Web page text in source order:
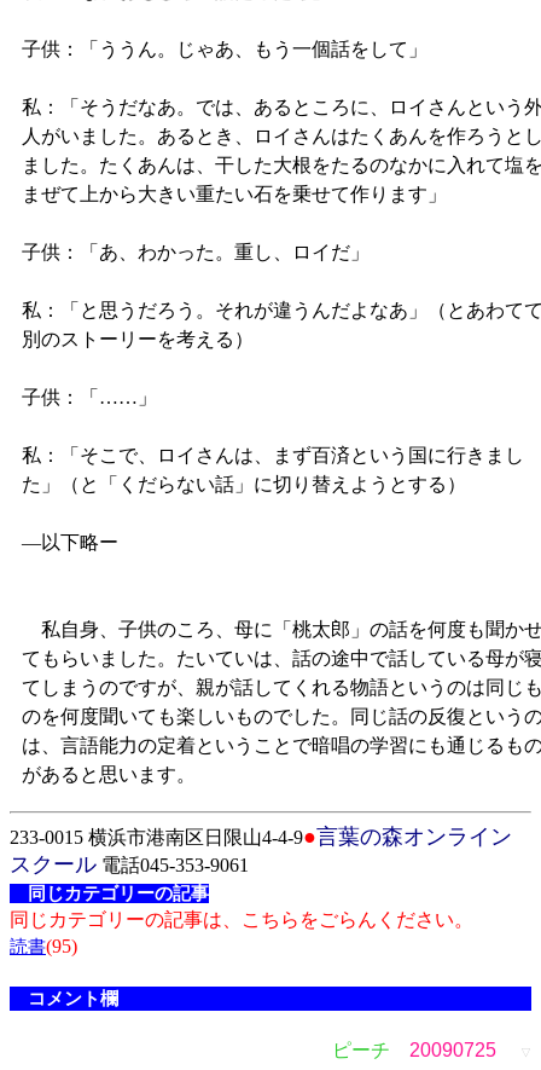
子供：「ううん。じゃあ、もう一個話をして」
私：「そうだなあ。では、あるところに、ロイさんという
人がいました。あるとき、ロイさんはたくあんを作ろうと
ました。たくあんは、干した大根をたるのなかに入れて塩
まぜて上から大きい重たい石を乗せて作ります」
子供：「あ、わかった。重し、ロイだ」
私：「と思うだろう。それが違うんだよなあ」（とあわて
別のストーリーを考える）
子供：「……」
私：「そこで、ロイさんは、まず百済という国に行きまし
た」（と「くだらない話」に切り替えようとする）
―以下略ー
私自身、子供のころ、母に「桃太郎」の話を何度も聞か
てもらいました。たいていは、話の途中で話している母が
てしまうのですが、親が話してくれる物語というのは同じ
のを何度聞いても楽しいものでした。同じ話の反復という
は、言語能力の定着ということで暗唱の学習にも通じるも
があると思います。
233-0015 横浜市港南区日限山4-4-9●言葉の森オンライン
スクール 電話045-353-9061
同じカテゴリーの記事
同じカテゴリーの記事は、こちらをごらんください。
読書(95)
コメント欄
ピーチ 20090725 ▽